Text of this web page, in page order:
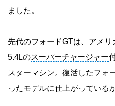
ました。
先代のフォードGTは、アメリ
5.4Lのスーパーチャージャー
スターマシン。復活したフォ
ったモデルに仕上がっている